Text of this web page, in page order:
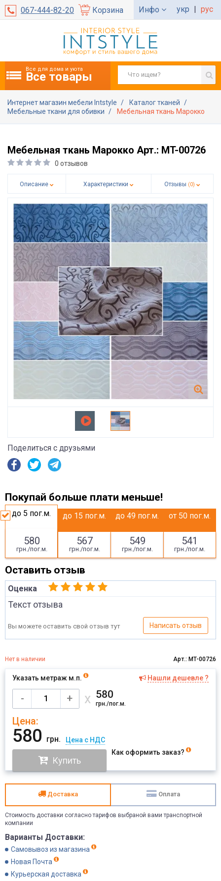
067-444-82-20 Корзина Инфо укр | рус
Все для дома и уюта
Все товары
Интернет магазин мебели Intstyle
Каталог тканей
Мебельные ткани для обивки
Мебельная ткань Марокко
Мебельная ткань Марокко Арт.: MT-00726
0 отзывов
Описание Характеристики Отзывы (0)
Поделиться с друзьями
Покупай больше плати меньше!
до 5 пог.м.
580
грн./пог.м.
до 15 пог.м.
567
грн./пог.м.
до 49 пог.м.
549
грн./пог.м.
от 50 пог.м.
541
грн./пог.м.
Оставить отзыв
Оценка
Текст отзыва
Вы можете оставить свой отзыв тут Написать отзыв
Нет в наличии Арт.: MT-00726
Указать метраж м.п. Нашли дешевле ?
- + х 580
грн./пог.м.
Цена:
580 грн. Цена с НДС
Купить
Как оформить заказ?
Доставка Оплата
Стоимость доставки согласно тарифов выбраной вами транспортной
компании
Варианты Доставки:
Самовывоз из магазина
Новая Почта
Курьерская доставка